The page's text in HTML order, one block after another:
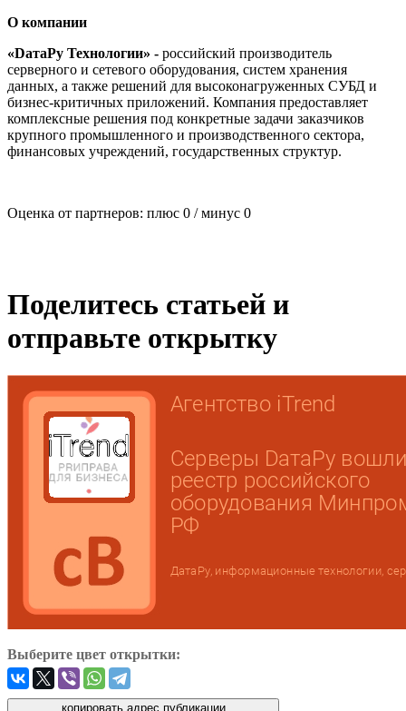
О компании
«DатаРу Технологии» - российский производитель
серверного и сетевого оборудования, систем хранения
данных, а также решений для высоконагруженных СУБД и
бизнес-критичных приложений. Компания предоставляет
комплексные решения под конкретные задачи заказчиков
крупного промышленного и производственного сектора,
финансовых учреждений, государственных структур.
Оценка от партнеров: плюс 0 / минус 0
Поделитесь статьей и
отправьте открытку
Выберите цвет открытки: